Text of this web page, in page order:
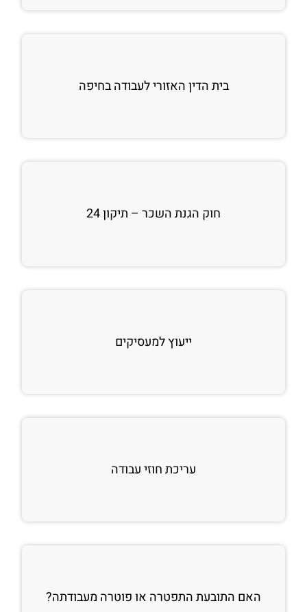
בית הדין האזורי לעבודה בחיפה
חוק הגנת השכר – תיקון 24
ייעוץ למעסיקים
עריכת חוזי עבודה
האם התובעת התפטרה או פוטרה מעבודתה?